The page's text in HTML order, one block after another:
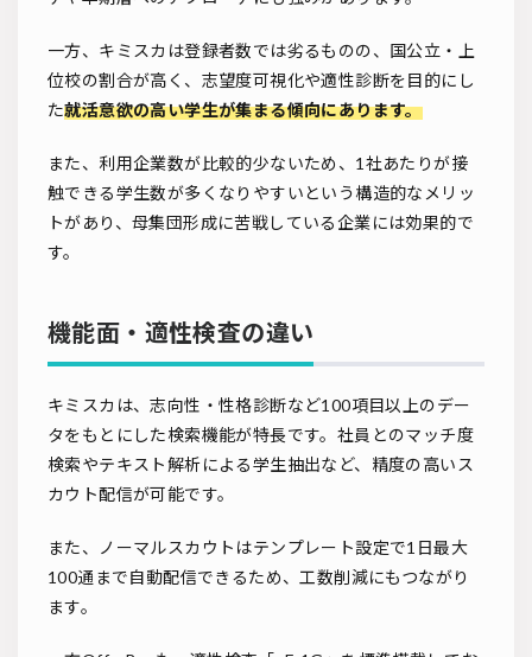
一方、キミスカは登録者数では劣るものの、国公立・上
位校の割合が高く、志望度可視化や適性診断を目的にし
た就活意欲の高い学生が集まる傾向にあります。
また、利用企業数が比較的少ないため、1社あたりが接
触できる学生数が多くなりやすいという構造的なメリッ
トがあり、母集団形成に苦戦している企業には効果的で
す。
機能面・適性検査の違い
キミスカは、志向性・性格診断など100項目以上のデー
タをもとにした検索機能が特長です。社員とのマッチ度
検索やテキスト解析による学生抽出など、精度の高いス
カウト配信が可能です。
また、ノーマルスカウトはテンプレート設定で1日最大
100通まで自動配信できるため、工数削減にもつながり
ます。